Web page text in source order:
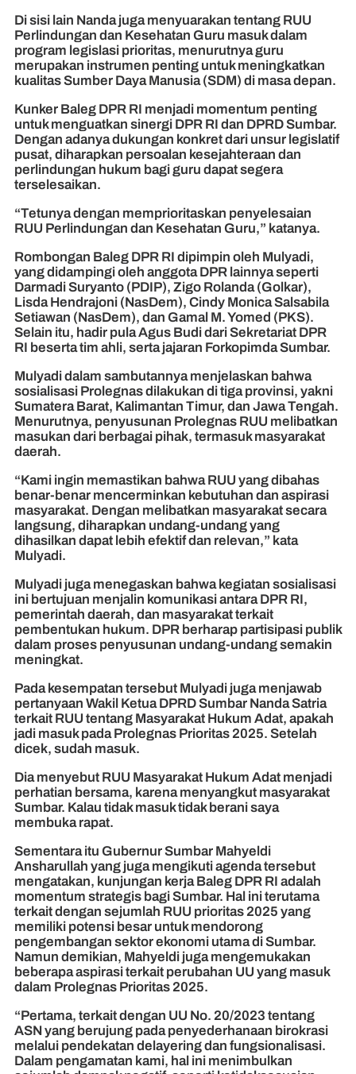
Di sisi lain Nanda juga menyuarakan tentang RUU
Perlindungan dan Kesehatan Guru masuk dalam
program legislasi prioritas, menurutnya guru
merupakan instrumen penting untuk meningkatkan
kualitas Sumber Daya Manusia (SDM) di masa depan.
Kunker Baleg DPR RI menjadi momentum penting
untuk menguatkan sinergi DPR RI dan DPRD Sumbar.
Dengan adanya dukungan konkret dari unsur legislatif
pusat, diharapkan persoalan kesejahteraan dan
perlindungan hukum bagi guru dapat segera
terselesaikan.
“Tetunya dengan memprioritaskan penyelesaian
RUU Perlindungan dan Kesehatan Guru,” katanya.
Rombongan Baleg DPR RI dipimpin oleh Mulyadi,
yang didampingi oleh anggota DPR lainnya seperti
Darmadi Suryanto (PDIP), Zigo Rolanda (Golkar),
Lisda Hendrajoni (NasDem), Cindy Monica Salsabila
Setiawan (NasDem), dan Gamal M. Yomed (PKS).
Selain itu, hadir pula Agus Budi dari Sekretariat DPR
RI beserta tim ahli, serta jajaran Forkopimda Sumbar.
Mulyadi dalam sambutannya menjelaskan bahwa
sosialisasi Prolegnas dilakukan di tiga provinsi, yakni
Sumatera Barat, Kalimantan Timur, dan Jawa Tengah.
Menurutnya, penyusunan Prolegnas RUU melibatkan
masukan dari berbagai pihak, termasuk masyarakat
daerah.
“Kami ingin memastikan bahwa RUU yang dibahas
benar-benar mencerminkan kebutuhan dan aspirasi
masyarakat. Dengan melibatkan masyarakat secara
langsung, diharapkan undang-undang yang
dihasilkan dapat lebih efektif dan relevan,” kata
Mulyadi.
Mulyadi juga menegaskan bahwa kegiatan sosialisasi
ini bertujuan menjalin komunikasi antara DPR RI,
pemerintah daerah, dan masyarakat terkait
pembentukan hukum. DPR berharap partisipasi publik
dalam proses penyusunan undang-undang semakin
meningkat.
Pada kesempatan tersebut Mulyadi juga menjawab
pertanyaan Wakil Ketua DPRD Sumbar Nanda Satria
terkait RUU tentang Masyarakat Hukum Adat, apakah
jadi masuk pada Prolegnas Prioritas 2025. Setelah
dicek, sudah masuk.
Dia menyebut RUU Masyarakat Hukum Adat menjadi
perhatian bersama, karena menyangkut masyarakat
Sumbar. Kalau tidak masuk tidak berani saya
membuka rapat.
Sementara itu Gubernur Sumbar Mahyeldi
Ansharullah yang juga mengikuti agenda tersebut
mengatakan, kunjungan kerja Baleg DPR RI adalah
momentum strategis bagi Sumbar. Hal ini terutama
terkait dengan sejumlah RUU prioritas 2025 yang
memiliki potensi besar untuk mendorong
pengembangan sektor ekonomi utama di Sumbar.
Namun demikian, Mahyeldi juga mengemukakan
beberapa aspirasi terkait perubahan UU yang masuk
dalam Prolegnas Prioritas 2025.
“Pertama, terkait dengan UU No. 20/2023 tentang
ASN yang berujung pada penyederhanaan birokrasi
melalui pendekatan delayering dan fungsionalisasi.
Dalam pengamatan kami, hal ini menimbulkan